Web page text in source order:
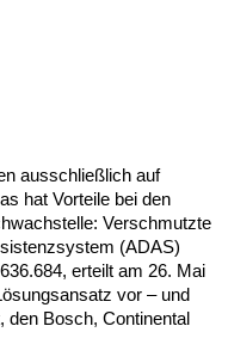
ausschließlich auf
hat Vorteile bei den
Verschmutzte
(ADAS)
erteilt am 26. Mai
vor – und
den Bosch, Continental